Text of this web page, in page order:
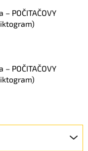
POČITAČOVY
POČITAČOVY